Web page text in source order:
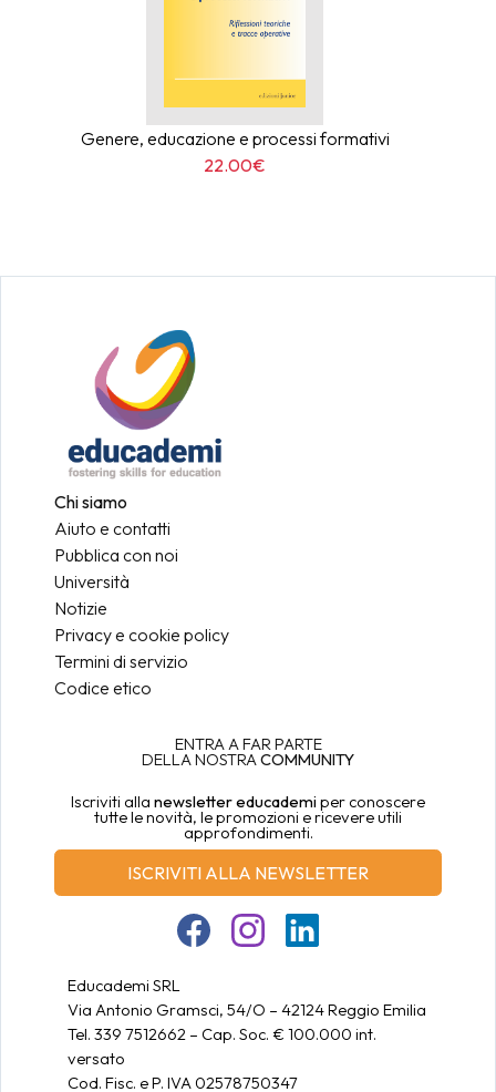
Genere, educazione e processi formativi
22.00€
Chi siamo
Aiuto e contatti
Pubblica con noi
Università
Notizie
Privacy e cookie policy
Termini di servizio
Codice etico
ENTRA A FAR PARTE
DELLA NOSTRACOMMUNITY
Iscriviti alla newsletter educademiper conoscere
tutte le novità, le promozioni e ricevere utili
approfondimenti.
ISCRIVITI ALLA NEWSLETTER
Educademi SRL
Via Antonio Gramsci, 54/O – 42124 Reggio Emilia
Tel. 339 7512662 – Cap. Soc. € 100.000 int.
versato
Cod. Fisc. e P. IVA 02578750347